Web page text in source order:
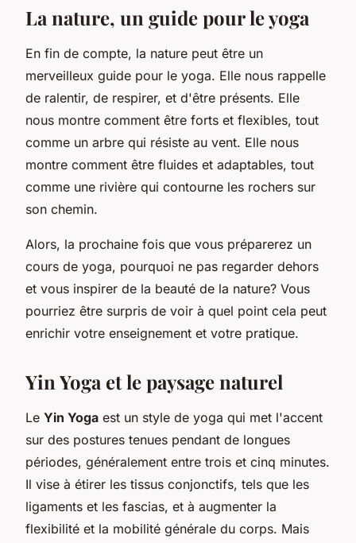
La nature, un guide pour le yoga
En fin de compte, la nature peut être un
merveilleux guide pour le yoga. Elle nous rappelle
de ralentir, de respirer, et d'être présents. Elle
nous montre comment être forts et flexibles, tout
comme un arbre qui résiste au vent. Elle nous
montre comment être fluides et adaptables, tout
comme une rivière qui contourne les rochers sur
son chemin.
Alors, la prochaine fois que vous préparerez un
cours de yoga, pourquoi ne pas regarder dehors
et vous inspirer de la beauté de la nature? Vous
pourriez être surpris de voir à quel point cela peut
enrichir votre enseignement et votre pratique.
Yin Yoga et le paysage naturel
Le Yin Yoga est un style de yoga qui met l'accent
sur des postures tenues pendant de longues
périodes, généralement entre trois et cinq minutes.
Il vise à étirer les tissus conjonctifs, tels que les
ligaments et les fascias, et à augmenter la
flexibilité et la mobilité générale du corps. Mais